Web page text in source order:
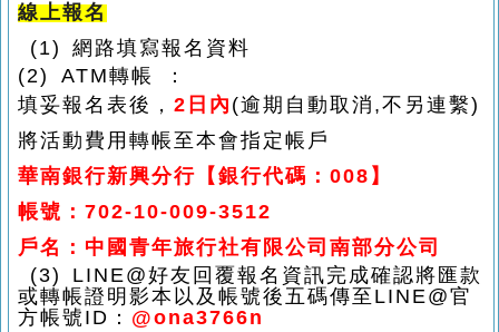
線上報名
(1) 網路填寫報名資料
(2) ATM轉帳 ：
填妥報名表後， 2日內 (逾期自動取消,不另連繫)
將活動費用轉帳至本會指定帳戶
華南銀行新興分行【銀行代碼：008】
帳號：702-10-009-3512
戶名：中國青年旅行社有限公司南部分公司
(3) LINE@好友回覆報名資訊完成確認將匯款
或轉帳證明影本以及帳號後五碼傳至LINE@官
方帳號ID： @ona3766n